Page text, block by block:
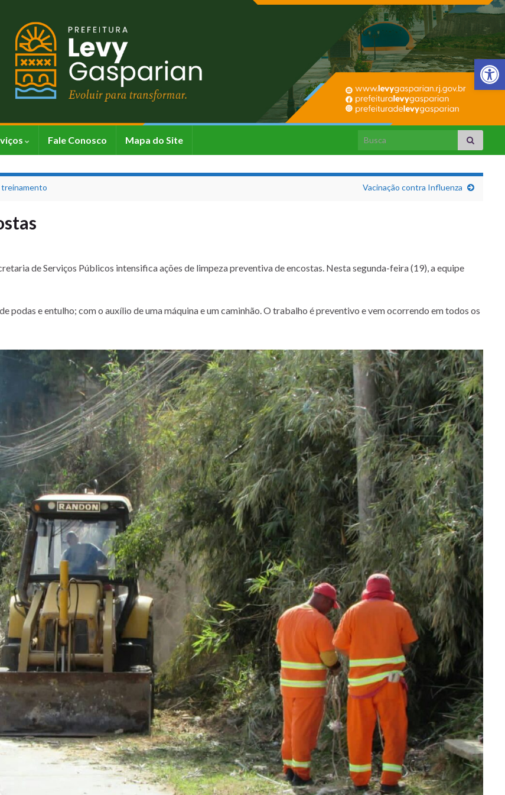
Barra de
Fale Conosco Mapa do Site Search for:
treinamento Vacinação contra Influenza
de Serviços Públicos intensifica ações de limpeza preventiva de encostas. Nesta segunda-feira (19), a equipe
podas e entulho; com o auxílio de uma máquina e um caminhão. O trabalho é preventivo e vem ocorrendo em todos os